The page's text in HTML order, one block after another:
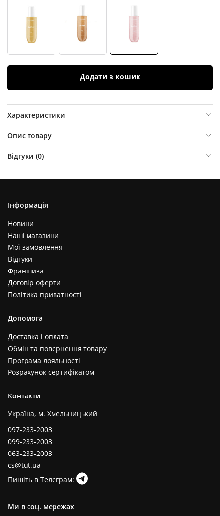
Додати в кошик
Характеристики
Опис товару
Відгуки (0)
Інформація
Новини
Наші магазини
Мої замовлення
Відгуки
Франшиза
Договір оферти
Політика приватності
Допомога
Доставка і оплата
Обмін та повернення товару
Програма лояльності
Розрахунок сертифікатом
Контакти
Україна, м. Хмельницький
097-233-2003
099-233-2003
063-233-2003
cs@tut.ua
Пишіть в Телеграм:
Ми в соц. мережах